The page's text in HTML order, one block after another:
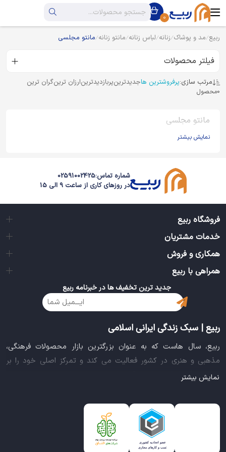
0
ربیع مد و پوشاک زنانه لباس زنانه مانتو زنانه مانتو مجلسی
فیلتر محصولات
مرتب سازی:پرفروشترین هاجدیدترینپربازدیدترینارزان ترینگران ترین
0محصول
مانتو مجلسی
نمایش بیشتر
شماره تماس:02591002425
در روزهای کاری از ساعت 9 الی 15
فروشگاه ربیع
خدمات مشتریان
همکاری و فروش
همراهی با ربیع
جدید ترین تخفیف ها در خبرنامه ربیع
ربیع | سبک زندگی ایرانی اسلامی
ربیع، سال هاست که به عنوان بزرگترین بازار محصولات فرهنگی،
مذهبی و هنری در کشور فعالیت می کند و تمرکز اصلی خود را بر
سبک زندگی ایرانی اسلامی قرار داده است. این بازار مجموعه کاملی از
شما را برای خرید اینترنتی کالاهای فرهنگی، مذهبی و هنری برآورده
ایده خلاقانه عرضه محصولات فرهنگی در بستر اینترنت باعث شد تا
ربیع، علاوه بر داشتن نماد اعتماد الکترونیکی و مجوز سازمان صنفی
نمایش بیشتر